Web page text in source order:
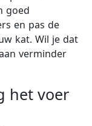
goed
en pas de
kat. Wil je dat
verminder
het voer